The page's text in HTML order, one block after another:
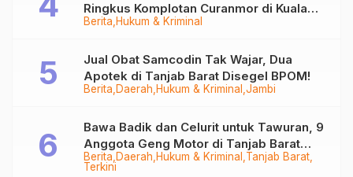
Berita Hukum & Kriminal
Ringkus Komplotan Curanmor di Kuala
Tungkal
Berita Daerah Hukum & Kriminal Jambi
Jual Obat Samcodin Tak Wajar, Dua
Apotek di Tanjab Barat Disegel BPOM!
Berita Daerah Hukum & Kriminal Tanjab Barat
Terkini
Bawa Badik dan Celurit untuk Tawuran, 9
Anggota Geng Motor di Tanjab Barat
Diringkus